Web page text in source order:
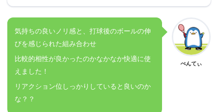
気持ちの良いノリ感と、打球後のボールの伸
びを感じられた組み合わせ
比較的相性が良かったのかなかなか快適に使
えました！
リアクション位しっかりしていると良いのか
な？？
ぺんてぃ